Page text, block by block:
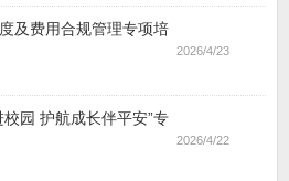
及费用合规管理专项培
2026/4/23
园 护航成长伴平安”专
2026/4/22